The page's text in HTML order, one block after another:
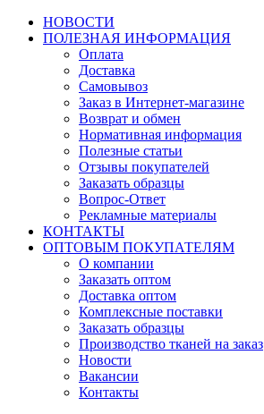
НОВОСТИ
ПОЛЕЗНАЯ ИНФОРМАЦИЯ
Оплата
Доставка
Самовывоз
Заказ в Интернет-магазине
Возврат и обмен
Нормативная информация
Полезные статьи
Отзывы покупателей
Заказать образцы
Вопрос-Ответ
Рекламные материалы
КОНТАКТЫ
ОПТОВЫМ ПОКУПАТЕЛЯМ
О компании
Заказать оптом
Доставка оптом
Комплексные поставки
Заказать образцы
Производство тканей на заказ
Новости
Вакансии
Контакты